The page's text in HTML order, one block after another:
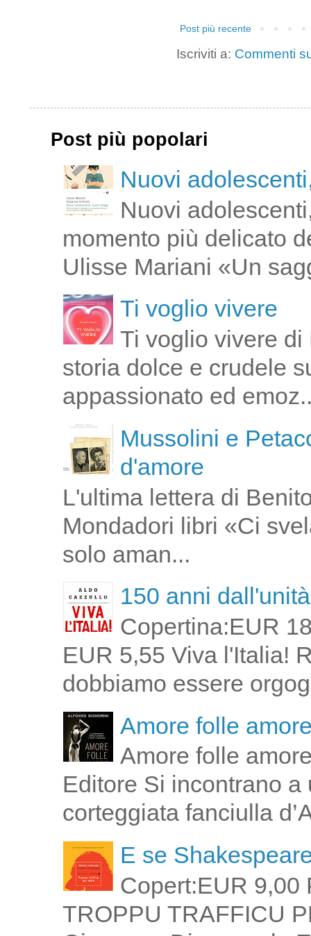
Post più recente
Iscriviti a: Commenti
Post più popolari
Nuovi
Nuovi
momento più delicato
Ulisse Mariani «Un
Ti voglio vivere
Ti voglio vivere
storia dolce e crudele
appassionato ed
Mussolini e
d'amore
L'ultima lettera di
Mondadori libri «Ci
solo aman...
150 anni
Copertina:EUR
EUR 5,55 Viva l'Italia!
dobbiamo essere
Amore folle
Amore folle
Editore Si incontrano
corteggiata fanciulla
E se
Copert:EUR 9,00
TROPPU TRAFFICU